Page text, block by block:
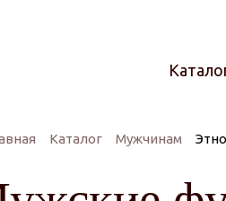
Каталог Мужчинам